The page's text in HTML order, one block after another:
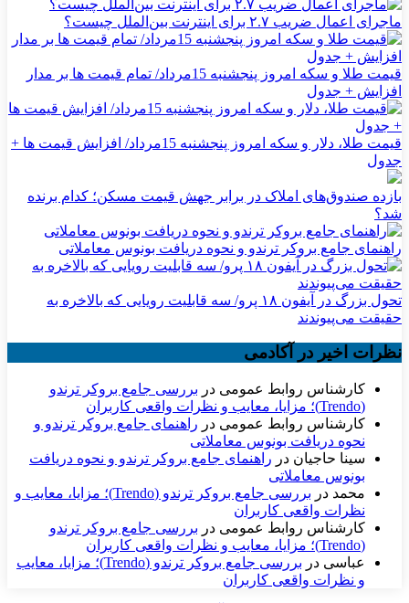
ماجرای اعمال ضریب ۲.۷ برای اینترنت بین‌الملل چیست؟
قیمت طلا و سکه امروز پنجشنبه 15مرداد/ تمام قیمت ها بر مدار
افزایش + جدول
قیمت طلا، دلار و سکه امروز پنجشنبه 15مرداد/ افزایش قیمت ها +
جدول
بازده صندوق‌های املاک در برابر جهش قیمت مسکن؛ کدام برنده
شد؟
راهنمای جامع بروکر ترندو و نحوه دریافت بونوس معاملاتی
تحول بزرگ در آیفون ۱۸ پرو/ سه قابلیت رویایی که بالاخره به
حقیقت می‌پیوندند
نظرات اخیر در آکادمی
کارشناس روابط عمومی در بررسی جامع بروکر ترندو
(Trendo)؛ مزایا، معایب و نظرات واقعی کاربران
کارشناس روابط عمومی در راهنمای جامع بروکر ترندو و
نحوه دریافت بونوس معاملاتی
سینا حاجیان در راهنمای جامع بروکر ترندو و نحوه دریافت
بونوس معاملاتی
محمد در
بررسی جامع بروکر ترندو (Trendo)؛ مزایا، معایب و
نظرات واقعی کاربران
کارشناس روابط عمومی در بررسی جامع بروکر ترندو
(Trendo)؛ مزایا، معایب و نظرات واقعی کاربران
عباسی در
بررسی جامع بروکر ترندو (Trendo)؛ مزایا، معایب
و نظرات واقعی کاربران